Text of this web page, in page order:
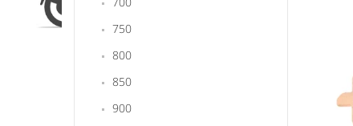
750
800
850
900